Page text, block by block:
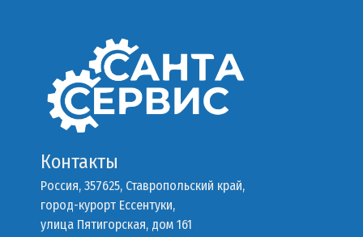
Контакты
Россия, 357625, Ставропольский край,
город-курорт Ессентуки,
улица Пятигорская, дом 161